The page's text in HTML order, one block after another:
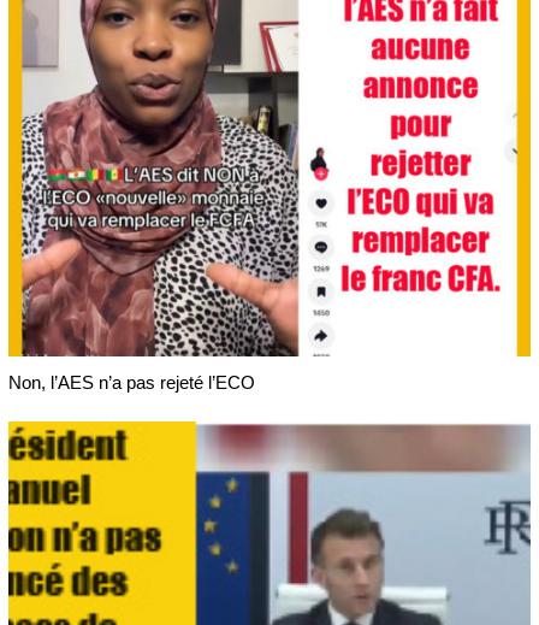
Non, l’AES n’a pas rejeté l’ECO